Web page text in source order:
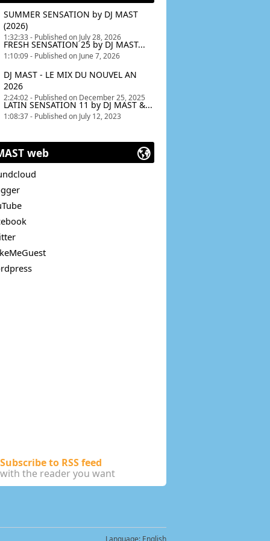
Sebastien Lewis, Julien Creance, Diego
(NYC) aux top 3 artists & Top 3 songs
niveau du public avec la sortie de la
des nuits messines, dirigée par
: David et Philippe Minette.
très nettement l'excellence de Dj
du XJ Aero Pioneer)
présentée par CAUET, ANTOINE
et s’exporte même en Suisse et en
cérémonie présentée par PATRICK
FRANCE ».
90.
des lives stream très suivi par sa
SUMMER SENSATION by DJ MAST
(2026)
1:32:33 - Published on July 28, 2026
FRESH SENSATION 25 by DJ MAST...
1:10:09 - Published on June 7, 2026
DJ MAST - LE MIX DU NOUVEL AN
2026
2:24:02 - Published on December 25, 2025
LATIN SENSATION 11 by DJ MAST &...
1:08:37 - Published on July 12, 2023
web
Subscribe to RSS feed
with the reader you want
Language: English